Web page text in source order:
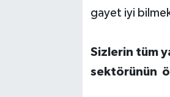
gayet iyi
Sizlerin tüm
sektörünün